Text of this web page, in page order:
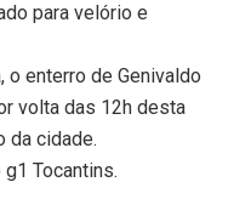
para velório e
o enterro de Genivaldo
volta das 12h desta
da cidade.
Tocantins.